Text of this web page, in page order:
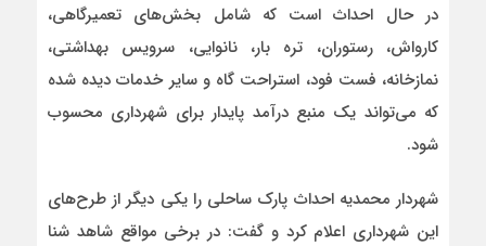
در حال احداث است که شامل بخش‌های تعمیرگاهی،
کارواش، رستوران، تره بار، نانوایی، سرویس بهداشتی،
نمازخانه، فست فود، استراحت گاه و سایر خدمات دیده شده
که می‌تواند یک منبع درآمد پایدار برای شهرداری محسوب
شود.
شهردار محمدیه احداث پارک ساحلی را یکی دیگر از طرح‌های
این شهرداری اعلام کرد و گفت: در برخی مواقع شاهد شنا